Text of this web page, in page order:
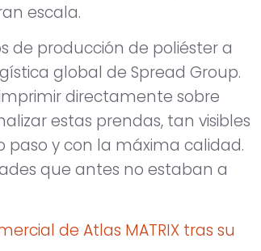
escala.
de producción de poliéster a
global de Spread Group.
directamente sobre
estas prendas, tan visibles
paso y con la máxima calidad.
que antes no estaban a
de Atlas MATRIX tras su